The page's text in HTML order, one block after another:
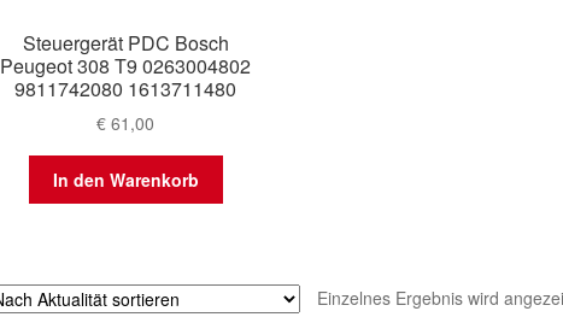
Steuergerät PDC Bosch
Peugeot 308 T9 0263004802
9811742080 1613711480
€ 61,00
In den Warenkorb
Einzelnes Ergebnis wird